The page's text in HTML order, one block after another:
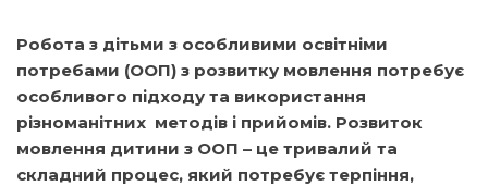
Робота з дітьми з особливими освітніми
потребами (ООП) з розвитку мовлення потребує
особливого підходу та використання
різноманітних методів і прийомів. Розвиток
мовлення дитини з ООП – це тривалий та
складний процес, який потребує терпіння,